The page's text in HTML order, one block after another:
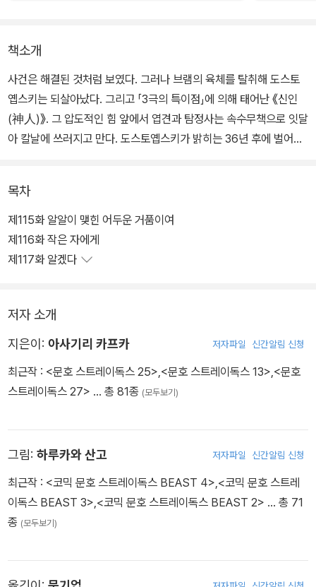
책소개
사건은 해결된 것처럼 보였다. 그러나 브램의 육체를 탈취해 도스토
옙스키는 되살아났다. 그리고 「3극의 특이점」에 의해 태어난 《신인
(神人)》. 그 압도적인 힘 앞에서 엽견과 탐정사는 속수무책으로 잇달
아 칼날에 쓰러지고 만다. 도스토옙스키가 밝히는 36년 후에 벌어진
무력함을 느끼며 죽음을 예감한 아야를 궁지에서 구한 사람은…?
목차
제115화 알알이 맺힌 어두운 거품이여
제116화 작은 자에게
제117화 알겠다
저자 소개
지은이: 아사기리 카프카 저자파일 신간알림 신청
최근작 : <문호 스트레이독스 25> <문호 스트레이독스 13> <문호
스트레이독스 27> … 총 81종 (모두보기)
그림: 하루카와 산고 저자파일 신간알림 신청
최근작 : <코믹 문호 스트레이독스 BEAST 4> <코믹 문호 스트레
이독스 BEAST 3> <코믹 문호 스트레이독스 BEAST 2> … 총 71
종 (모두보기)